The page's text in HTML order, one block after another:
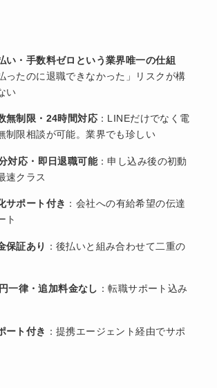
い・手数料ゼロという業界唯一の仕組
ったのに退職できなかった」リスクが構
い
無制限・24時間対応 ：LINEだけでなく電
制限相談が可能。業界でも珍しい
対応・即日退職可能：申し込み後の初動
速クラス
サポート付き ：会社への有給希望の伝達
ト
保証あり
：後払いと組み合わせて二重の
一律・追加料金なし ：転職サポート込み
ート付き ：提携エージェント経由でサポ